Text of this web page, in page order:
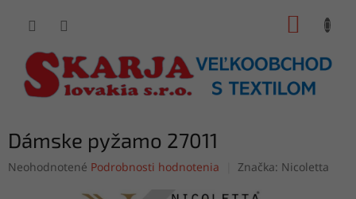
Dámske pyžamo 27011
Priemerné
Neohodnotené Podrobnosti hodnotenia Značka: Nicoletta